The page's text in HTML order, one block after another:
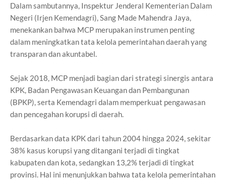
Dalam sambutannya, Inspektur Jenderal Kementerian Dalam
Negeri (Irjen Kemendagri), Sang Made Mahendra Jaya,
menekankan bahwa MCP merupakan instrumen penting
dalam meningkatkan tata kelola pemerintahan daerah yang
transparan dan akuntabel.
Sejak 2018, MCP menjadi bagian dari strategi sinergis antara
KPK, Badan Pengawasan Keuangan dan Pembangunan
(BPKP), serta Kemendagri dalam memperkuat pengawasan
dan pencegahan korupsi di daerah.
Berdasarkan data KPK dari tahun 2004 hingga 2024, sekitar
38% kasus korupsi yang ditangani terjadi di tingkat
kabupaten dan kota, sedangkan 13,2% terjadi di tingkat
provinsi. Hal ini menunjukkan bahwa tata kelola pemerintahan